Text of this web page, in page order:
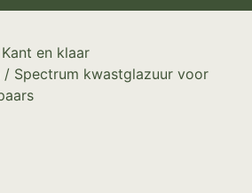
Kant en klaar
/ Spectrum kwastglazuur voor